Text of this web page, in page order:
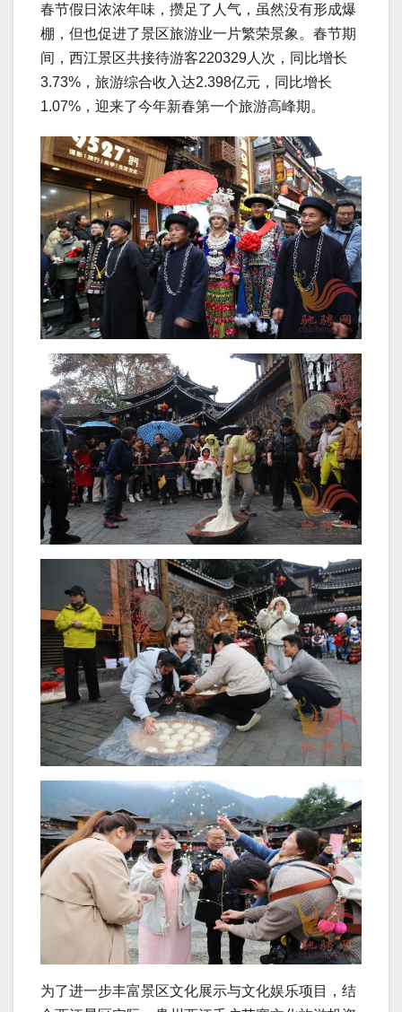
春节假日浓浓年味，攒足了人气，虽然没有形成爆
棚，但也促进了景区旅游业一片繁荣景象。春节期
间，西江景区共接待游客220329人次，同比增长
3.73%，旅游综合收入达2.398亿元，同比增长
1.07%，迎来了今年新春第一个旅游高峰期。
为了进一步丰富景区文化展示与文化娱乐项目，结